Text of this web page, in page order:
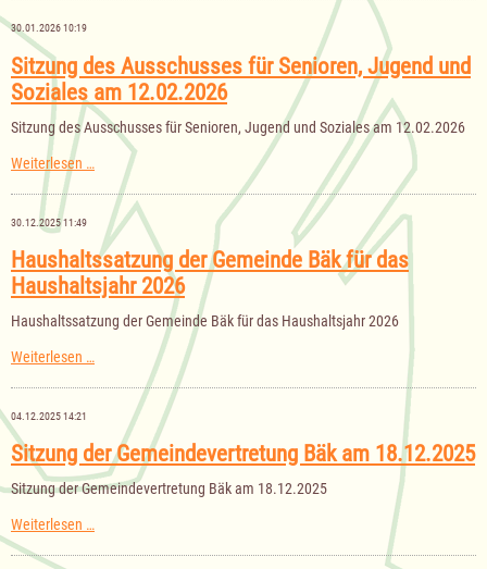
23.04.2026
30.01.2026 10:19
Sitzung des Ausschusses für Senioren, Jugend und
Soziales am 12.02.2026
Sitzung des Ausschusses für Senioren, Jugend und Soziales am 12.02.2026
Weiterlesen … Sitzung
Ausschusses
Senioren,
Jugend
und
Soziales
am
12.02.2026
30.12.2025 11:49
Haushaltssatzung der Gemeinde Bäk für das
Haushaltsjahr 2026
Haushaltssatzung der Gemeinde Bäk für das Haushaltsjahr 2026
Weiterlesen … Haushaltssatzung
Gemeinde
Haushaltsjahr
2026
04.12.2025 14:21
Sitzung der Gemeindevertretung Bäk am 18.12.2025
Sitzung der Gemeindevertretung Bäk am 18.12.2025
Weiterlesen …Sitzung
Gemeindevertretung